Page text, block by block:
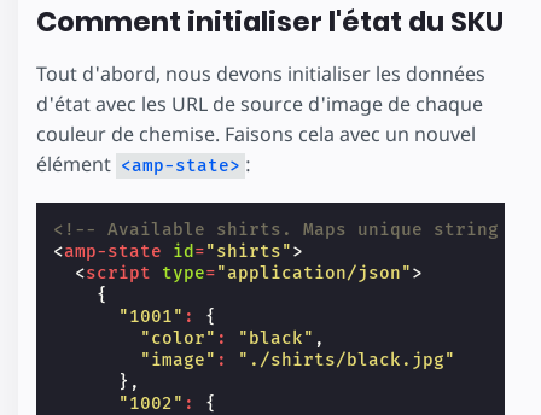
Comment initialiser l'état du SKU
Tout d'abord, nous devons initialiser les données
d'état avec les URL de source d'image de chaque
couleur de chemise. Faisons cela avec un nouvel
élément <amp-state> :
<!-- Available shirts. Maps unique string
<amp-state id ="shirts">
<script type="application/json">
{
"1001" :
{
"color" : "black" ,
"image" :
"./shirts/black.jpg"
},
"1002" :
{